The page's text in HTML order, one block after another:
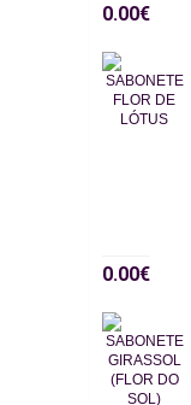
0.00€
0.00€